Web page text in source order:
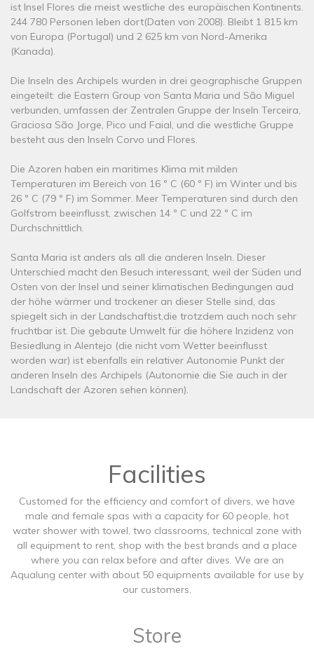
ist Insel Flores die meist westliche des europäischen Kontinents.
244 780 Personen leben dort(Daten von 2008). Bleibt 1 815 km
von Europa (Portugal) und 2 625 km von Nord-Amerika
(Kanada).
Die Inseln des Archipels wurden in drei geographische Gruppen
eingeteilt: die Eastern Group von Santa Maria und São Miguel
verbunden, umfassen der Zentralen Gruppe der Inseln Terceira,
Graciosa São Jorge, Pico und Faial, und die westliche Gruppe
besteht aus den Inseln Corvo und Flores.
Die Azoren haben ein maritimes Klima mit milden
Temperaturen im Bereich von 16 º C (60 º F) im Winter und bis
26 º C (79 º F) im Sommer. Meer Temperaturen sind durch den
Golfstrom beeinflusst, zwischen 14 º C und 22 º C im
Durchschnittlich.
Santa Maria ist anders als all die anderen Inseln. Dieser
Unterschied macht den Besuch interessant, weil der Süden und
Osten von der Insel und seiner klimatischen Bedingungen aud
der höhe wärmer und trockener an dieser Stelle sind, das
spiegelt sich in der Landschaftist,die trotzdem auch noch sehr
fruchtbar ist. Die gebaute Umwelt für die höhere Inzidenz von
Besiedlung in Alentejo (die nicht vom Wetter beeinflusst
worden war) ist ebenfalls ein relativer Autonomie Punkt der
anderen Inseln des Archipels (Autonomie die Sie auch in der
Landschaft der Azoren sehen können).
Facilities
Customed for the efficiency and comfort of divers, we have
male and female spas with a capacity for 60 people, hot
water shower with towel, two classrooms, technical zone with
all equipment to rent, shop with the best brands and a place
where you can relax before and after dives. We are an
Aqualung center with about 50 equipments available for use by
our customers.
Store